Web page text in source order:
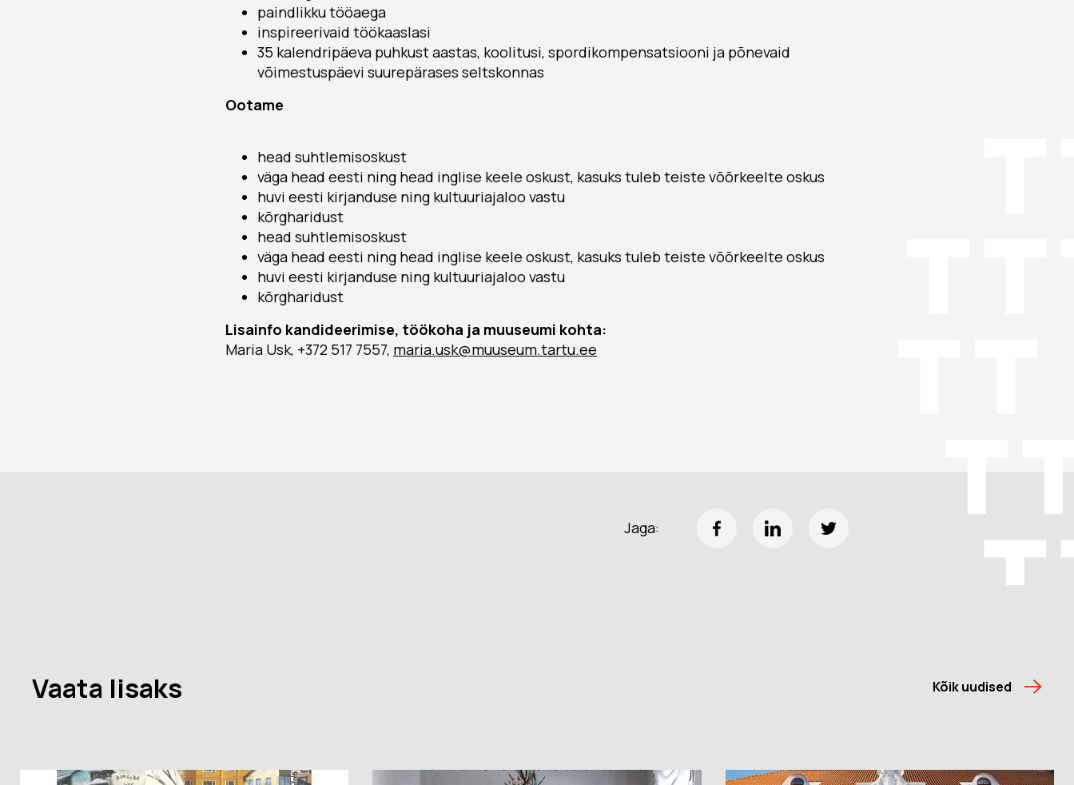
paindlikku tööaega
inspireerivaid töökaaslasi
35 kalendripäeva puhkust aastas, koolitusi, spordikompensatsiooni ja põnevaid
võimestuspäevi suurepärases seltskonnas
Ootame
head suhtlemisoskust
väga head eesti ning head inglise keele oskust, kasuks tuleb teiste võõrkeelte oskus
huvi eesti kirjanduse ning kultuuriajaloo vastu
kõrgharidust
head suhtlemisoskust
väga head eesti ning head inglise keele oskust, kasuks tuleb teiste võõrkeelte oskus
huvi eesti kirjanduse ning kultuuriajaloo vastu
kõrgharidust
Lisainfo kandideerimise, töökoha ja muuseumi kohta:
Maria Usk, +372 517 7557, maria.usk@muuseum.tartu.ee
Jaga:
Vaata lisaks Kõik uudised